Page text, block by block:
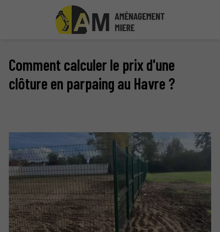
Comment calculer le prix d'une
clôture en parpaing au Havre ?